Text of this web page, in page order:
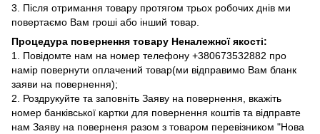
3. Після отримання товару протягом трьох робочих днів ми
повертаємо Вам гроші або інший товар.
Процедура повернення товару Неналежної якості:
1. Повідомте нам на номер телефону +380673532882 про
намір повернути оплачений товар(ми відправимо Вам бланк
заяви на повернення);
2. Роздрукуйте та заповніть Заяву на повернення, вкажіть
номер банківської картки для повернення коштів та відправте
нам Заяву на поверненя разом з товаром перевізником "Нова